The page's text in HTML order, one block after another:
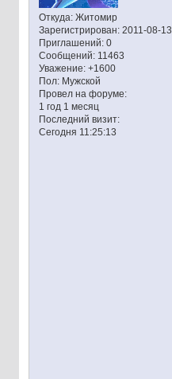
Откуда:Житомир
Зарегистрирован: 2011-08-13
Приглашений:0
Сообщений:11463
Уважение: +1600
Пол:Мужской
Провел на форуме:
1 год 1 месяц
Последний визит:
Сегодня 11:25:13